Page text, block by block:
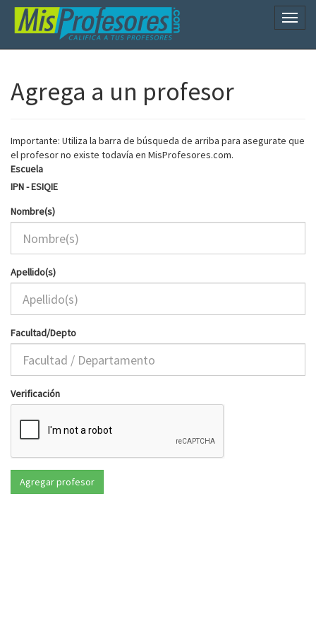
Agrega a un profesor
Importante: Utiliza la barra de búsqueda de arriba para asegurate que
el profesor no existe todavía en MisProfesores.com.
Escuela
IPN - ESIQIE
Nombre(s)
Apellido(s)
Facultad/Depto
Verificación